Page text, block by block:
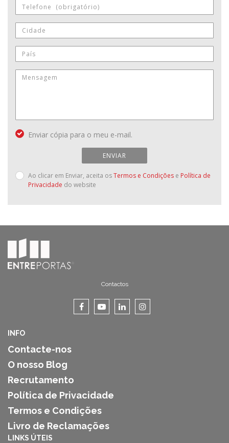
Enviar cópia para o meu e-mail.
ENVIAR
Ao clicar em Enviar, aceita osTermos e Condições e Política de
Privacidade do website
Contactos
INFO
Contacte-nos
O nosso Blog
Recrutamento
Política de Privacidade
Termos e Condições
Livro de Reclamações
LINKS ÚTEIS